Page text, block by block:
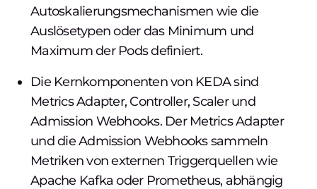
Autoskalierungsmechanismen wie die
Auslösetypen oder das Minimum und
Maximum der Pods definiert.
Die Kernkomponenten von KEDA sind
Metrics Adapter, Controller, Scaler und
Admission Webhooks. Der Metrics Adapter
und die Admission Webhooks sammeln
Metriken von externen Triggerquellen wie
Apache Kafka oder Prometheus, abhängig